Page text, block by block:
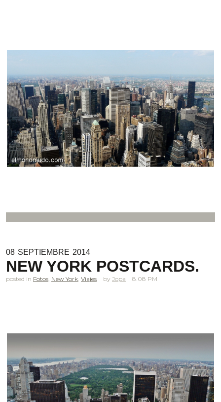
08 SEPTIEMBRE 2014
NEW YORK POSTCARDS.
posted in Fotos, New York, Viajes Jopa 8.08 PM